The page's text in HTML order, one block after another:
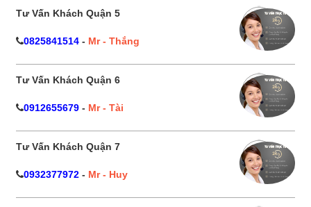
Tư Vấn Khách Quận 5
0825841514 - Mr - Thắng
Tư Vấn Khách Quận 6
0912655679 - Mr - Tài
Tư Vấn Khách Quận 7
0932377972 - Mr - Huy